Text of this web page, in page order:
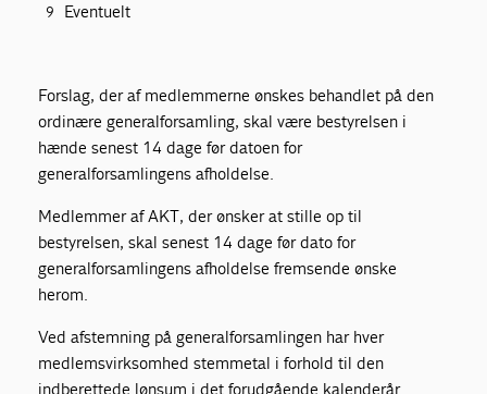
Eventuelt
Forslag, der af medlemmerne ønskes behandlet på den
ordinære generalforsamling, skal være bestyrelsen i
hænde senest 14 dage før datoen for
generalforsamlingens afholdelse.
Medlemmer af AKT, der ønsker at stille op til
bestyrelsen, skal senest 14 dage før dato for
generalforsamlingens afholdelse fremsende ønske
herom.
Ved afstemning på generalforsamlingen har hver
medlemsvirksomhed stemmetal i forhold til den
indberettede lønsum i det forudgående kalenderår